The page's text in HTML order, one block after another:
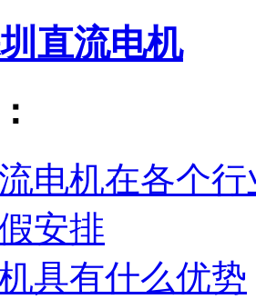
直流电机
电机在各个
安排
具有什么优势